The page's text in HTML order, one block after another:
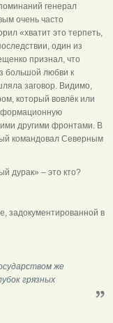
генерал
очень часто
«хватит это терпеть,
один из
признал, что
большой любви к
заговор. Видимо,
который вовлёк или
другими фронтами. В
командовал Северным
дурак» – это кто?
задокументированной в
же
грязных